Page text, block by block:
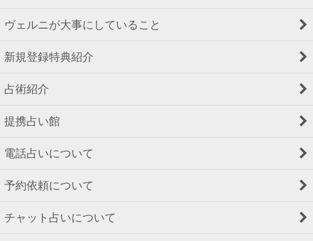
ヴェルニが大事にしていること
新規登録特典紹介
占術紹介
提携占い館
電話占いについて
予約依頼について
チャット占いについて